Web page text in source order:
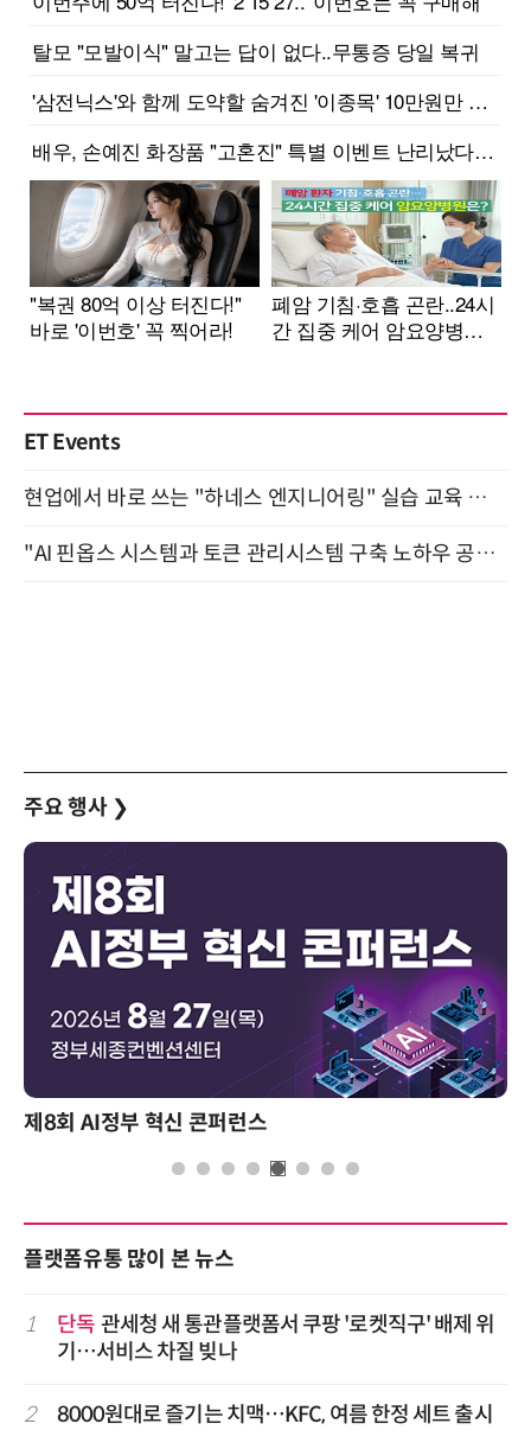
ET Events
현업에서 바로 쓰는 "하네스 엔지니어링" 실습 교육 워크숍 8월 20일 개최
"AI 핀옵스 시스템과 토큰 관리시스템 구축 노하우 공개" 잠실 한국광고문화회관 2층 대회의실 (8/21)
주요 행사 ❯
제8회 AI정부 혁신 콘퍼런스
플랫폼유통 많이 본 뉴스
1 단독 관세청 새 통관플랫폼서 쿠팡 '로켓직구' 배제 위
기…서비스 차질 빚나
2 8000원대로 즐기는 치맥…KFC, 여름 한정 세트 출시